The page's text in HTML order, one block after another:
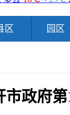
区 园区
政府